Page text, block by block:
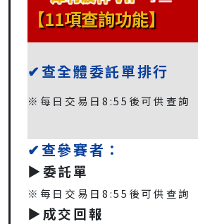
【11項查詢功能】
✔查全體委託單排行
※每日交易日8:55後可供查詢
✔查參賽者：
▶️委託單
※每日交易日8:55後可供查詢
▶️成交回報